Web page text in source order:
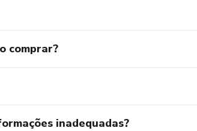
comprar?
inadequadas?